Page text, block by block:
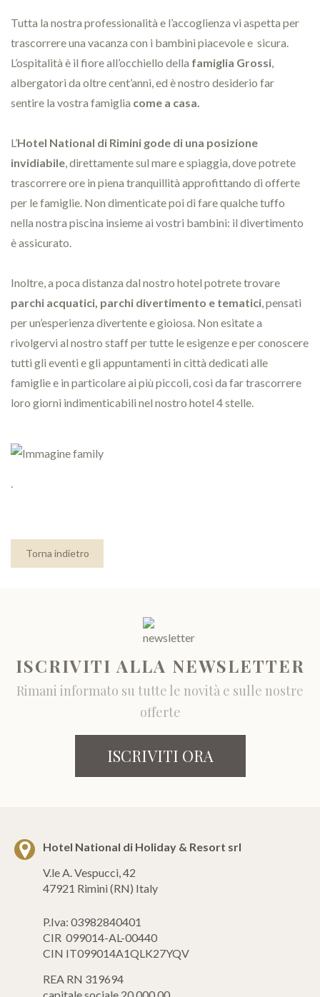
Tutta la nostra professionalità e l’accoglienza vi aspetta per
trascorrere una vacanza con i bambini piacevole e sicura.
L’ospitalità è il fiore all’occhiello della famiglia Grossi,
albergatori da oltre cent’anni, ed è nostro desiderio far
sentire la vostra famiglia come a casa.
L’Hotel National di Rimini gode di una posizione
invidiabile, direttamente sul mare e spiaggia, dove potrete
trascorrere ore in piena tranquillità approfittando di offerte
per le famiglie. Non dimenticate poi di fare qualche tuffo
nella nostra piscina insieme ai vostri bambini: il divertimento
è assicurato.
Inoltre, a poca distanza dal nostro hotel potrete trovare
parchi acquatici, parchi divertimento e tematici, pensati
per un’esperienza divertente e gioiosa. Non esitate a
rivolgervi al nostro staff per tutte le esigenze e per conoscere
tutti gli eventi e gli appuntamenti in città dedicati alle
famiglie e in particolare ai più piccoli, così da far trascorrere
loro giorni indimenticabili nel nostro hotel 4 stelle.
.
Torna indietro
ISCRIVITI ALLA NEWSLETTER
Rimani informato su tutte le novità e sulle nostre
offerte
ISCRIVITI ORA
Hotel National di Holiday & Resort srl
V.le A. Vespucci, 42
47921 Rimini (RN) Italy
P.Iva: 03982840401
CIR 099014-AL-00440
CIN IT099014A1QLK27YQV
REA RN 319694